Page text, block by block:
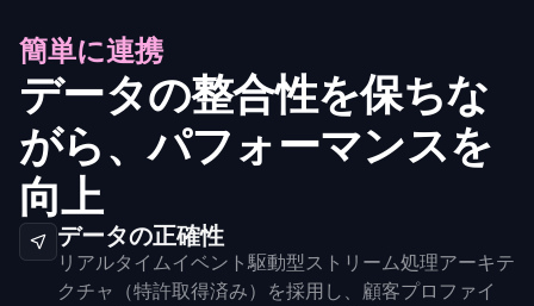
簡単に連携
データの整合性を保ちな
がら、パフォーマンスを
向上
データの正確性
リアルタイムイベント駆動型ストリーム処理アーキテ
クチャ（特許取得済み）を採用し、顧客プロファイ